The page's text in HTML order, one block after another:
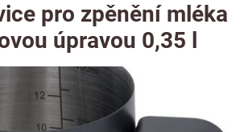
pro zpěnění mléka
úpravou 0,35 l